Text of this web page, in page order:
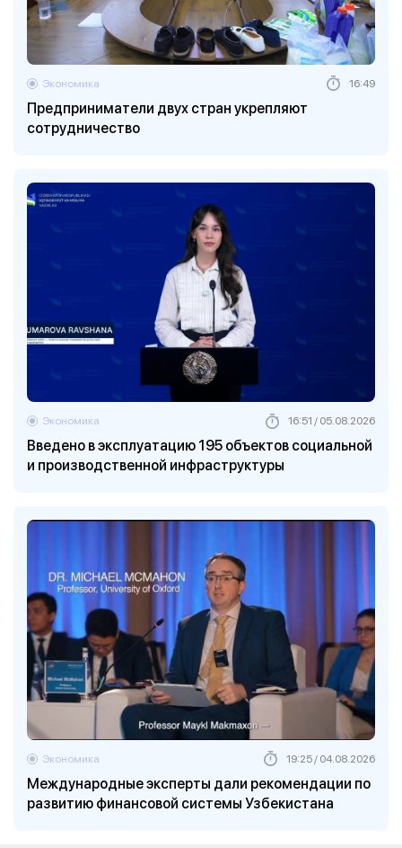
Предприниматели двух стран укрепляют
сотрудничество
Экономика 16:49
Введено в эксплуатацию 195 объектов социальной
и производственной инфраструктуры
Экономика 16:51 / 05.08.2026
Международные эксперты дали рекомендации по
развитию финансовой системы Узбекистана
Экономика 19:25 / 04.08.2026